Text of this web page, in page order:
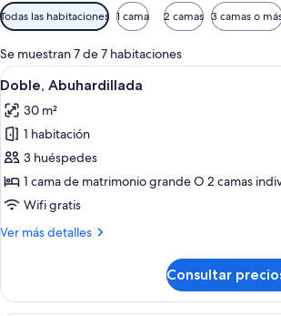
Filtros
disponibles
para
las
habitaciones
Todas las habitaciones 1 cama 2 camas 3 camas o
Se muestran 7 de 7 habitaciones
Abrir
todas
las
fotos
de
Doble,
Abuhardillada
Un
4
Doble, Abuhardillada
30 m²
1 habitación
3 huéspedes
1 cama de matrimonio grande O 2 camas
Wifi gratis
Ver más detalles
Más
Abuhardillada
Consultar